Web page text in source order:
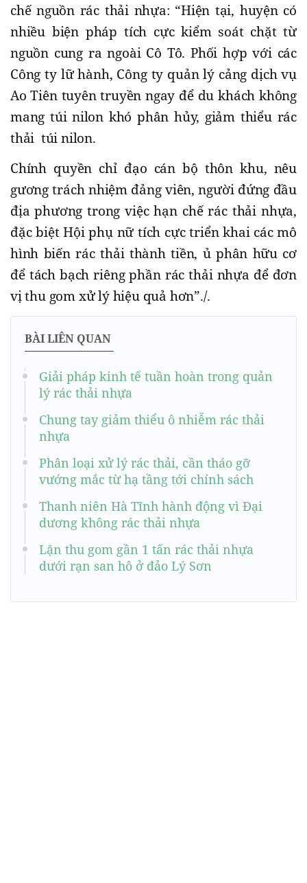
chế nguồn rác thải nhựa: “Hiện tại, huyện có
nhiều biện pháp tích cực kiểm soát chặt từ
nguồn cung ra ngoài Cô Tô. Phối hợp với các
Công ty lữ hành, Công ty quản lý cảng dịch vụ
Ao Tiên tuyên truyền ngay để du khách không
mang túi nilon khó phân hủy, giảm thiểu rác
thải túi nilon.
Chính quyền chỉ đạo cán bộ thôn khu, nêu
gương trách nhiệm đảng viên, người đứng đầu
địa phương trong việc hạn chế rác thải nhựa,
đặc biệt Hội phụ nữ tích cực triển khai các mô
hình biến rác thải thành tiền, ủ phân hữu cơ
để tách bạch riêng phần rác thải nhựa để đơn
vị thu gom xử lý hiệu quả hơn”./.
BÀI LIÊN QUAN
Giải pháp kinh tế tuần hoàn trong quản
lý rác thải nhựa
Chung tay giảm thiểu ô nhiễm rác thải
nhựa
Phân loại xử lý rác thải, cần tháo gỡ
vướng mắc từ hạ tầng tới chính sách
Thanh niên Hà Tĩnh hành động vì Đại
dương không rác thải nhựa
Lặn thu gom gần 1 tấn rác thải nhựa
dưới rạn san hô ở đảo Lý Sơn